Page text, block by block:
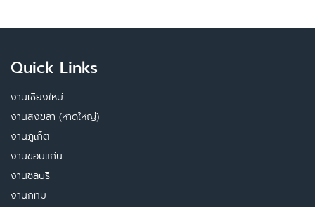
Quick Links
งานเชียงใหม่
งานสงขลา (หาดใหญ่)
งานภูเก็ต
งานขอนแก่น
งานชลบุรี
งานกทม